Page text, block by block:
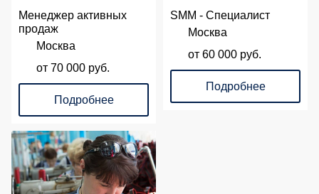
Менеджер активных
продаж
Москва
от 70 000 руб.
Подробнее
SMM - Специалист
Москва
от 60 000 руб.
Подробнее